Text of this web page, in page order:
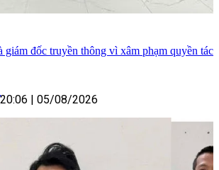
giám đốc truyền thông vì xâm phạm quyền tác
20:06 05/08/2026